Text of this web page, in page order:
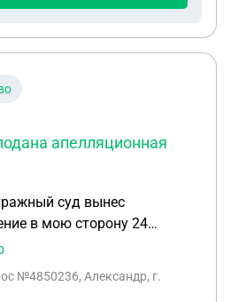
апелляционная
суд вынес
в мою сторону 24
пор не изготовлено и не
законную силу, если еще
№4850236, Александр, г.